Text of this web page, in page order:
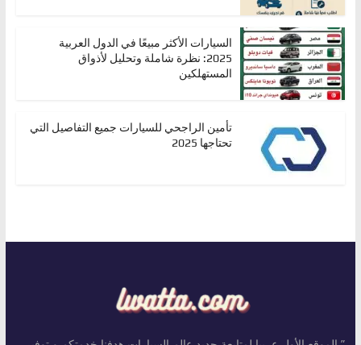
السيارات الأكثر مبيعًا في الدول العربية
2025: نظرة شاملة وتحليل لأذواق
المستهلكين
تأمين الراجحي للسيارات جميع التفاصيل التي
تحتاجها 2025